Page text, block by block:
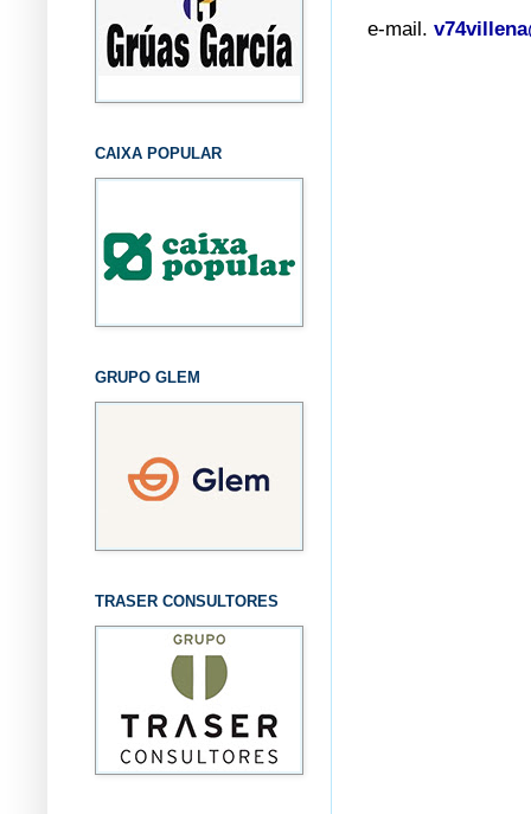
e-mail.
CAIXA POPULAR
GRUPO GLEM
TRASER CONSULTORES